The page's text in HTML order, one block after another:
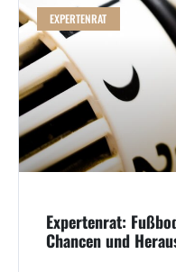
EXPERTENRAT
Expertenrat:
Chancen und